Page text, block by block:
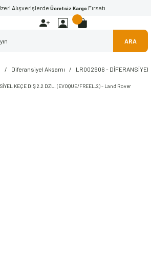
Alışverişlerde Ücretsiz Kargo Fırsatı
ARA
Diferansiyel Aksamı LR002906 -